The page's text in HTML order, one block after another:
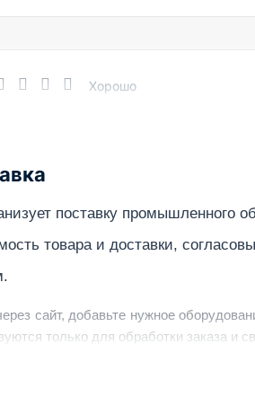
Хорошо
поставку промышленного
товара и доставки,
сайт, добавьте нужное
только для обработки заказа и
с вами, чтобы подтвердить заявку,